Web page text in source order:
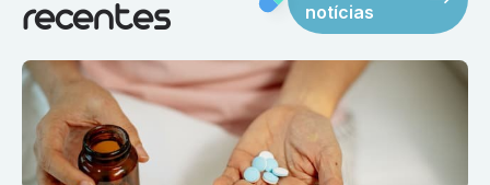
recentes
notícias